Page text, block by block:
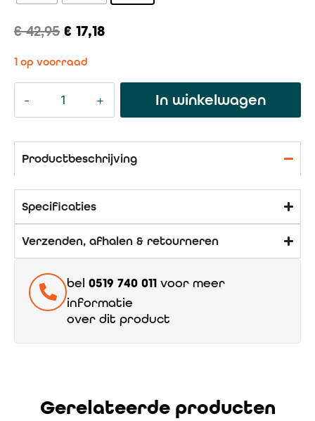
€42,95 € 17,18
1 op voorraad
In winkelwagen
Productbeschrijving
Specificaties
Verzenden, afhalen & retourneren
bel 0519 740 011 voor meer
informatie
over dit product
Gerelateerde producten